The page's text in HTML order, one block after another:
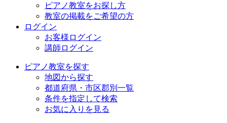
ピアノ教室をお探し方
教室の掲載をご希望の方
ログイン
お客様ログイン
講師ログイン
ピアノ教室を探す
地図から探す
都道府県・市区郡別一覧
条件を指定して検索
お気に入りを見る